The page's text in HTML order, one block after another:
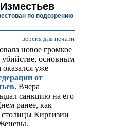
по подозрению
версия для печати
новое громкое
убийстве, основным
уже
от
. Вчера
санкцию на его
ранее, как
столицы Киргизии